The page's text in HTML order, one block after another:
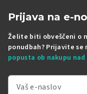
Prijava na e-
Želite biti obveščeni o
ponudbah? Prijavite
popusta ob nakupu nad